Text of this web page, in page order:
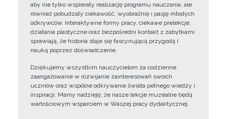
aby nie tylko wspierały realizację programu nauczania, ale
również pobudzały ciekawość, wyobraźnię i pasję młodych
odkrywców. Interaktywne formy pracy, ciekawe prelekcje,
działania plastyczne oraz bezpośredni kontakt z zabytkami
sprawiają, że historia staje się fascynującą przygodą i
nauką poprzez doświadczenie.
Dziękujemy wszystkim nauczycielom za codzienne
zaangażowanie w rozwijanie zainteresowań swoich
uczniów oraz wspólne odkrywanie świata pełnego wiedzy i
inspiracji. Mamy nadzieję, że nasze lekcje muzealne będą
wartościowym wsparciem w Waszej pracy dydaktycznej.